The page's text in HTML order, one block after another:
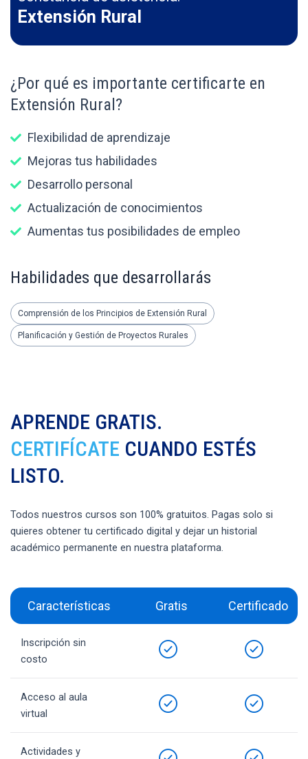
Extensión Rural
¿Por qué es importante certificarte en
Extensión Rural?
Flexibilidad de aprendizaje
Mejoras tus habilidades
Desarrollo personal
Actualización de conocimientos
Aumentas tus posibilidades de empleo
Habilidades que desarrollarás
Comprensión de los Principios de Extensión Rural
Planificación y Gestión de Proyectos Rurales
APRENDE GRATIS.
CERTIFÍCATE CUANDO ESTÉS
LISTO.
Todos nuestros cursos son 100% gratuitos. Pagas solo si
quieres obtener tu certificado digital y dejar un historial
académico permanente en nuestra plataforma.
Características Gratis Certificado
Inscripción sin
costo
Acceso al aula
virtual
Actividades y